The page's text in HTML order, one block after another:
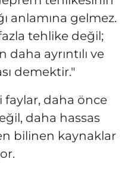
anlamına gelmez.
tehlike değil;
daha ayrıntılı ve
demektir."
faylar, daha önce
daha hassas
bilinen kaynaklar